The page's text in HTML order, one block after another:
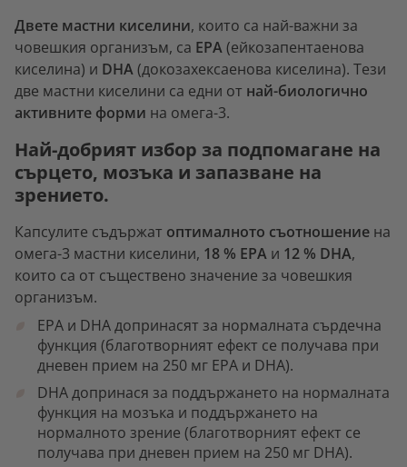
Двете мастни киселини, които са най-важни за
човешкия организъм, са EPA(ейкозапентаенова
киселина) и DHA(докозахексаенова киселина). Тези
две мастни киселини са едни от най-биологично
активните форми на омега-3.
Най-добрият избор за подпомагане на
сърцето, мозъка и запазване на
зрението.
Капсулите съдържат оптималното съотношение на
омега-3 мастни киселини, 18 % EPA и 12 % DHA,
които са от съществено значение за човешкия
организъм.
EPA и DHA допринасят за нормалната сърдечна
функция (благотворният ефект се получава при
дневен прием на 250 мг EPA и DHA).
DHA допринася за поддържането на нормалната
функция на мозъка и поддържането на
нормалното зрение (благотворният ефект се
получава при дневен прием на 250 мг DHA).